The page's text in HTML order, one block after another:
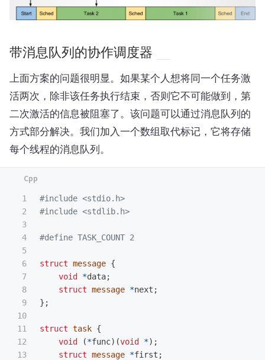
带消息队列的协作调度器
上面方案的问题很明显。如果某个人想将同一个任务激
活两次，除非该任务执行结束，否则它不可能做到，第
二次激活的信息被阻塞了。该问题可以通过消息队列的
方式部分解决。我们加入一个数组取代标记，它将存储
每个线程的消息队列。
1
2
3
4
5
6
7
8
9
10
11
12
13
#include <stdio.h>
#include <stdlib.h>
struct message {
void
*data;
struct message *next ;
};
struct task {
void
(*func)(void *);
struct message *first ;